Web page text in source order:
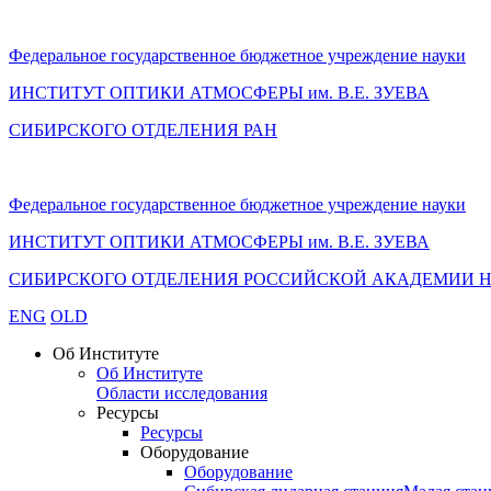
Федеральное государственное бюджетное учреждение науки
ИНСТИТУТ ОПТИКИ АТМОСФЕРЫ им. В.Е. ЗУЕВА
СИБИРСКОГО ОТДЕЛЕНИЯ РАН
Федеральное государственное бюджетное учреждение науки
ИНСТИТУТ ОПТИКИ АТМОСФЕРЫ им. В.Е. ЗУЕВА
СИБИРСКОГО ОТДЕЛЕНИЯ РОССИЙСКОЙ АКАДЕМИИ
ENG OLD
Об Институте
Об Институте
Области исследования
Ресурсы
Ресурсы
Оборудование
Оборудование